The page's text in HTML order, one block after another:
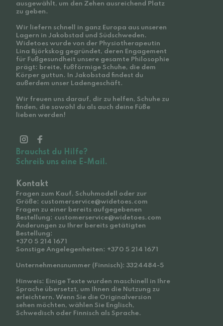
ausgewählt, um den Zehen ausreichend Platz
zu geben.
Wir liefern schnell in ganz Europa aus unseren
Lagern in Jakobstad und Südschweden.
Widetoes wurde von der Physiotherapeutin
Lina Björkskog gegründet, deren Engagement
für Fußgesundheit unsere gesamte Philosophie
prägt: breite, fußförmige Schuhe, die dem
Körper guttun. In Jakobstad findest du
außerdem unser Ladengeschäft.
Wir freuen uns darauf, dir zu helfen, Schuhe zu
finden, die sowohl du als auch deine Füße
lieben werden!
Brauchst du Hilfe?
Schreib uns eine E-Mail.
Kontakt
Fragen zum Kauf, Schuhmodell oder zur
Größe: customerservice@widetoes.com
Fragen zu einer bereits aufgegebenen
Bestellung: customerservice@widetoes.com
Änderungen zu Ihrer bereits getätigten
Bestellung:
+370 5 214 1671
Sonstige Angelegenheiten: +370 5 214 1671
Unternehmensnummer (Finnisch): 3324484-5
Hinweis: Einige Texte wurden maschinell in Ihre
Sprache übersetzt, um Ihnen die Nutzung zu
erleichtern. Wenn Sie die Originalversion
sehen möchten, wählen Sie Englisch,
Schwedisch oder Finnisch als Sprache.